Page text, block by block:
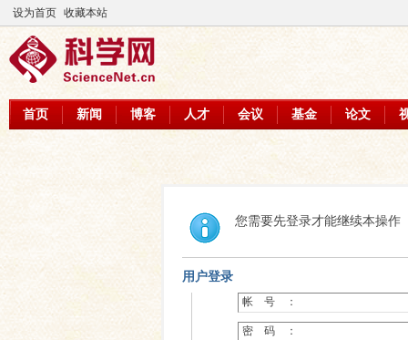
设为首页 收藏本站
首页 新闻 博客 人才 会议 基金 论文
您需要先登录才能继续本操作
用户登录
帐 号 ：
密 码 ：